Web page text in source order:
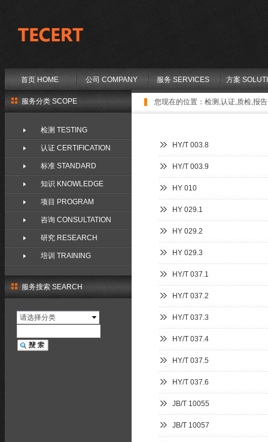
首页 HOME 公司 COMPANY 服务 SERVICES 方案
您现在的位置： 检测,认证,质检,报
服务搜索 SEARCH
请选择分类
服务分类 SCOPE
检测 TESTING
认证 CERTIFICATION
标准 STANDARD
知识 KNOWLEDGE
项目 PROGRAM
咨询 CONSULTATION
研究 RESEARCH
培训 TRAINING
HY/T 003.8
HY/T 003.9
HY 010
HY 029.1
HY 029.2
HY 029.3
HY/T 037.1
HY/T 037.2
HY/T 037.3
HY/T 037.4
HY/T 037.5
HY/T 037.6
JB/T 10055
JB/T 10057